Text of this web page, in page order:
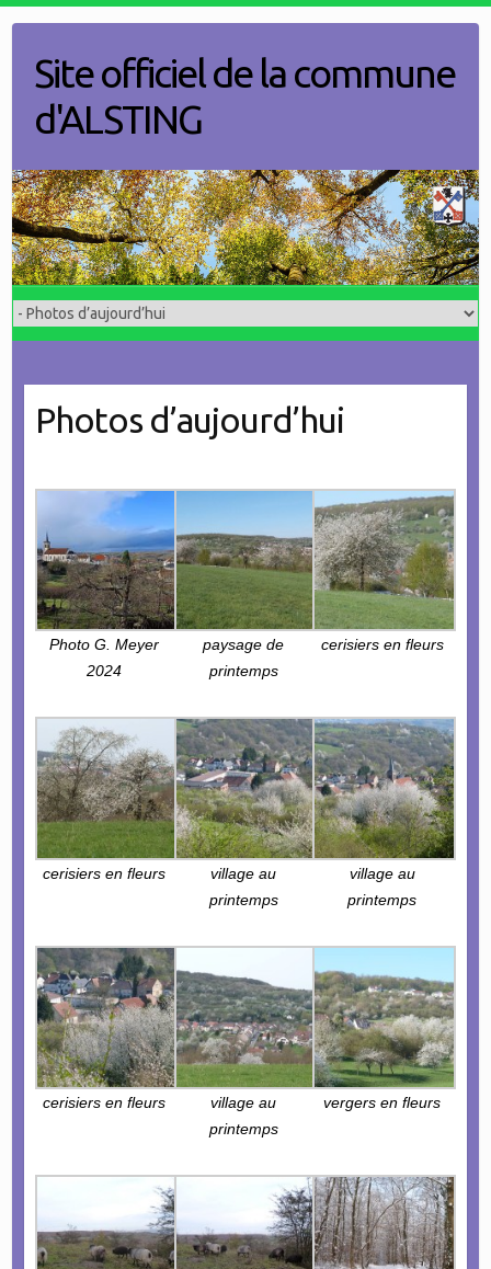
contentSite officiel de la commune
d'ALSTING
Photos d’aujourd’hui
Photo G. Meyer
2024
paysage de
printemps
cerisiers en fleurs
cerisiers en fleurs
village au
printemps
village au
printemps
cerisiers en fleurs
village au
printemps
vergers en fleurs